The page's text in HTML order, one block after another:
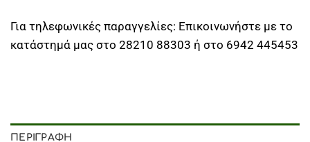
Για τηλεφωνικές παραγγελίες: Επικοινωνήστε με το
κατάστημά μας στο 28210 88303 ή στο 6942 445453
ΠΕΡΙΓΡΑΦΉ